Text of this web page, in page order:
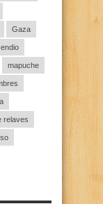
Gaza
mapuche
relaves